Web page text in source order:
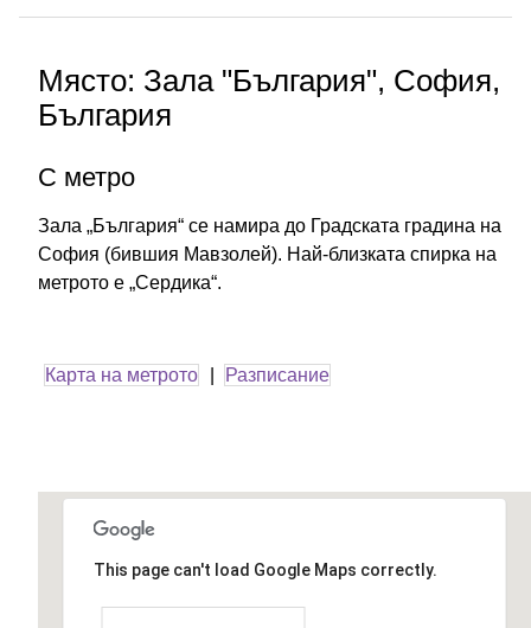
Място: Зала "България", София,
България
С метро
Зала „България“ се намира до Градската градина на
София (бившия Мавзолей). Най-близката спирка на
метрото е „Сердика“.
Карта на метрото Разписание
This page can't load Google Maps correctly.